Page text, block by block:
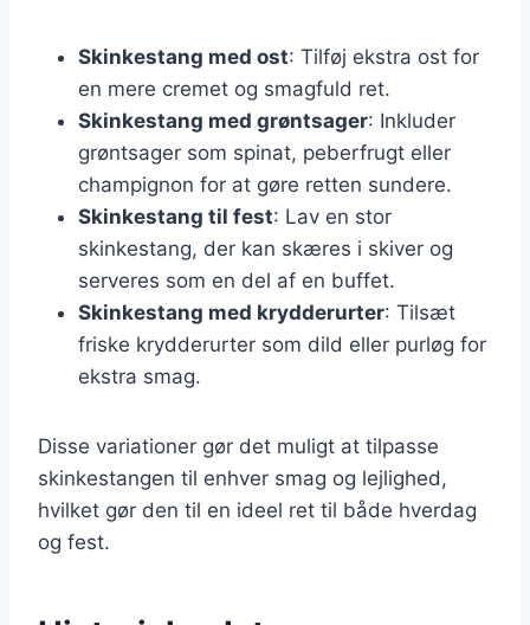
Skinkestang med ost: Tilføj ekstra ost for
en mere cremet og smagfuld ret.
Skinkestang med grøntsager: Inkluder
grøntsager som spinat, peberfrugt eller
champignon for at gøre retten sundere.
Skinkestang til fest: Lav en stor
skinkestang, der kan skæres i skiver og
serveres som en del af en buffet.
Skinkestang med krydderurter: Tilsæt
friske krydderurter som dild eller purløg for
ekstra smag.
Disse variationer gør det muligt at tilpasse
skinkestangen til enhver smag og lejlighed,
hvilket gør den til en ideel ret til både hverdag
og fest.